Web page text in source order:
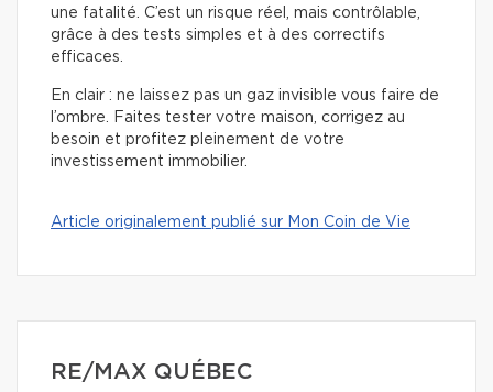
une fatalité. C’est un risque réel, mais contrôlable,
grâce à des tests simples et à des correctifs
efficaces.
En clair : ne laissez pas un gaz invisible vous faire de
l’ombre. Faites tester votre maison, corrigez au
besoin et profitez pleinement de votre
investissement immobilier.
Article originalement publié sur Mon Coin de Vie
RE/MAX QUÉBEC